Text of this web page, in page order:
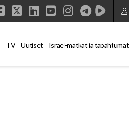
Facebook
X LinkedIn
YouTube
Instagram
TV Uutiset Israel-matkat ja tapahtumat